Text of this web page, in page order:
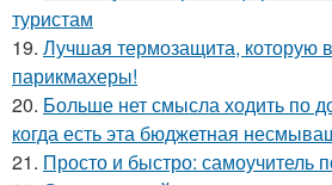
туристам
19. Лучшая термозащита, которую
парикмахеры!
20. Больше нет смысла ходить по
когда есть эта бюджетная
21. Просто и быстро: самоучитель